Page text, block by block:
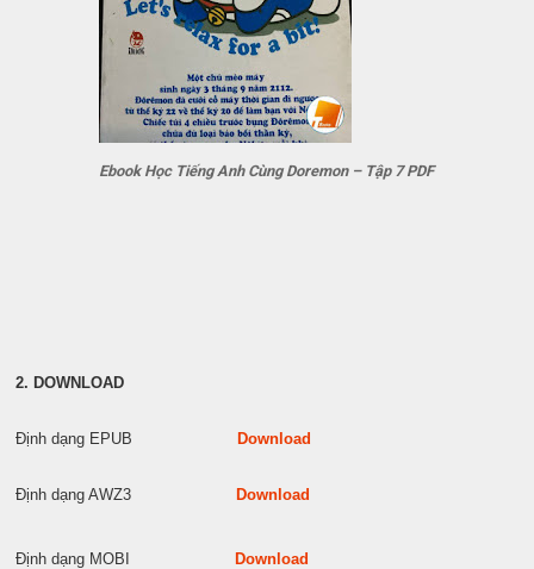
Ebook Học Tiếng Anh Cùng Doremon – Tập 7 PDF
2. DOWNLOAD
Định dạng EPUB Download
Định dạng AWZ3 Download
Định dạng MOBI Download